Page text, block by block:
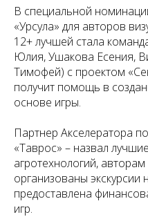
В специальной
«Урсула» для авторов
12+ лучшей стала
Юлия, Ушакова Есения,
Тимофей) с проектом
получит помощь в
основе игры.
Партнер Акселератора
«Таврос» – назвал
агротехнологий,
организованы экскурсии
предоставлена
игр.